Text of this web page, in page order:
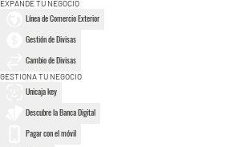
EXPANDE TU NEGOCIO
Línea de Comercio Exterior
Gestión de Divisas
Cambio de Divisas
GESTIONA TU NEGOCIO
Unicaja key
Descubre la Banca Digital
Pagar con el móvil